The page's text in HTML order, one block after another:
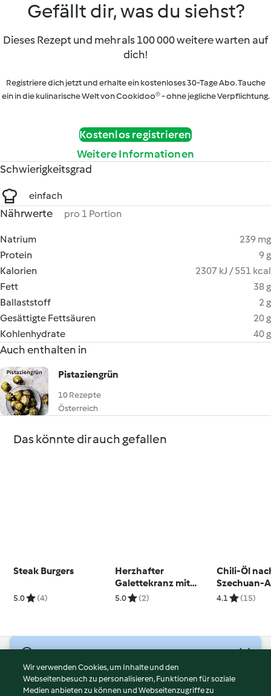
Gefällt dir, was du siehst?
Dieses Rezept und mehr als 100 000 weitere warten auf
dich!
Registriere dich jetzt und erhalte ein kostenloses 30-Tage Abo. Tauche
ein in die kulinarische Welt von Cookidoo® - ohne jegliche Verpflichtung.
Kostenlos registrieren
Weitere Informationen
Schwierigkeitsgrad
einfach
Nährwerte pro 1 Portion
Natrium
239 mg
Protein
9 g
Kalorien
2307 kJ / 551 kcal
Fett
38 g
Ballaststoff
2 g
Gesättigte Fettsäuren
20 g
Kohlenhydrate
40 g
Auch enthalten in
Pistaziengrün
10 Rezepte
Österreich
Das könnte dir auch gefallen
Steak Burgers
5.0 (4)
Herzhafter
Galettekranz mit
Oliven, Speck und
5.0 (2)
Chili-Öl
Szechuan-
4.1 (15)
Nutzungsbedingungen
Wir verwenden Cookies, um Inhalte und den
Webseitenbesuch zu personalisieren, Funktionen für soziale
Medien anbieten zu können und Webseitenzugriffe zu